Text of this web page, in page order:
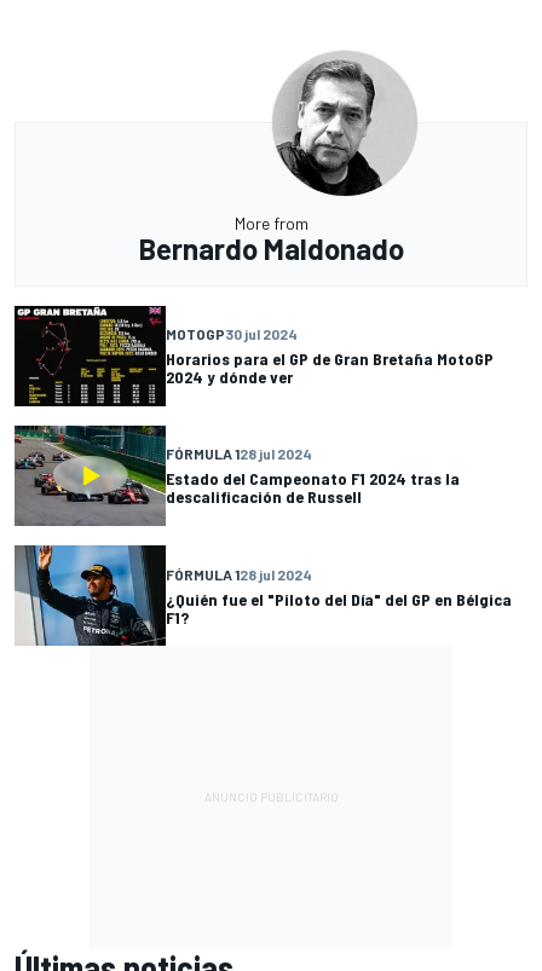
More from
Bernardo Maldonado
MOTOGP30 jul 2024
Horarios para el GP de Gran Bretaña MotoGP
2024 y dónde ver
FÓRMULA 128 jul 2024
Estado del Campeonato F1 2024 tras la
descalificación de Russell
FÓRMULA 128 jul 2024
¿Quién fue el "Piloto del Día" del GP en Bélgica
F1?